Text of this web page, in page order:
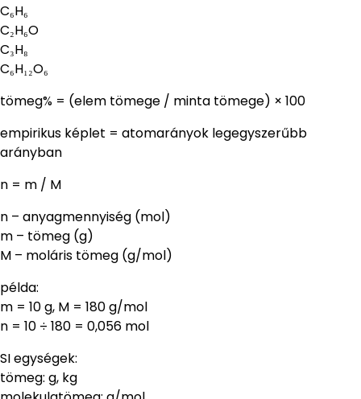
C₆H₆
C₂H₆O
C₃H₈
C₆H₁₂O₆
tömeg% = (elem tömege / minta tömege) × 100
empirikus képlet = atomarányok legegyszerűbb
arányban
n = m / M
n – anyagmennyiség (mol)
m – tömeg (g)
M – moláris tömeg (g/mol)
példa:
m = 10 g, M = 180 g/mol
n = 10 ÷ 180 = 0,056 mol
SI egységek:
tömeg: g, kg